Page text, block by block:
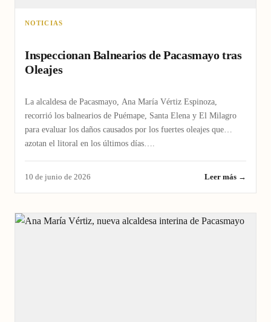
NOTICIAS
Inspeccionan Balnearios de Pacasmayo tras
Oleajes
La alcaldesa de Pacasmayo, Ana María Vértiz Espinoza,
recorrió los balnearios de Puémape, Santa Elena y El Milagro
para evaluar los daños causados por los fuertes oleajes que
azotan el litoral en los últimos días….
10 de junio de 2026 Leer más →